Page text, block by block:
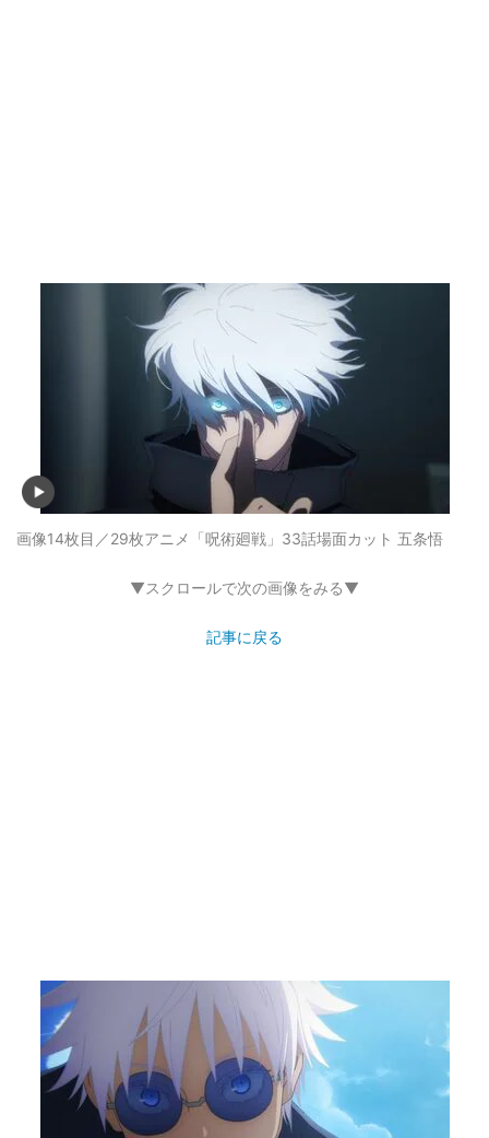
画像14枚目／29枚アニメ「呪術廻戦」33話場面カット 五条悟
▼スクロールで次の画像をみる▼
記事に戻る